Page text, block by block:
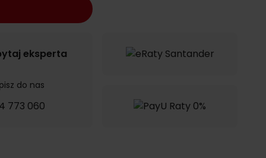
eksperta
do nas
773 060